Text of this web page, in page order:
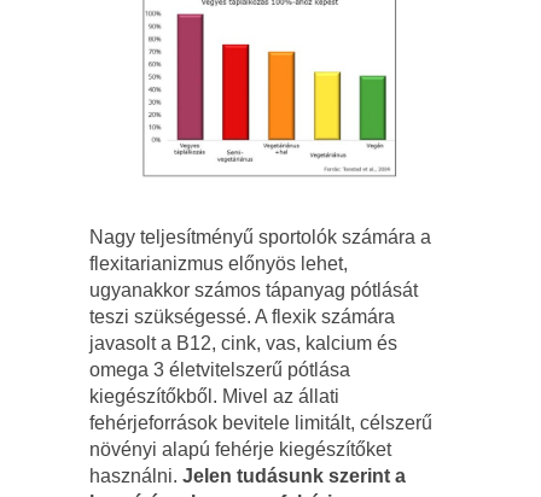
Nagy teljesítményű sportolók számára a
flexitarianizmus előnyös lehet,
ugyanakkor számos tápanyag pótlását
teszi szükségessé. A flexik számára
javasolt a B12, cink, vas, kalcium és
omega 3 életvitelszerű pótlása
kiegészítőkből. Mivel az állati
fehérjeforrások bevitele limitált, célszerű
növényi alapú fehérje kiegészítőket
használni. Jelen tudásunk szerint a